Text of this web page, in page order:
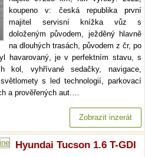
koupeno v: česká republika první
majitel servisní knížka vůz s
doloženým původem, ježděný hlavně
na dlouhých trasách, původem z čr, po
havarovaný, je v perfektním stavu, s
kol, vyhřívané sedačky, navigace,
s led technologií, parkovací
a prověřených aut.…
Zobrazit inzerát
Hyundai Tucson 1.6 T-GDI